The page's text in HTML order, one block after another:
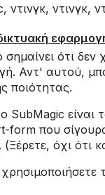
ντινγκ,
ότι
Αντ' αυτού,
ποιότητας.
SubMagic είναι
form που
όχι ότι